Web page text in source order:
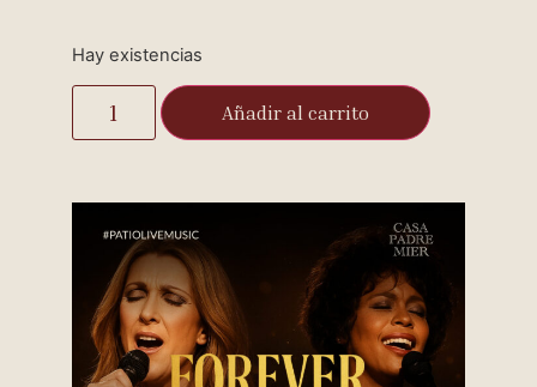
Hay existencias
Añadir al carrito